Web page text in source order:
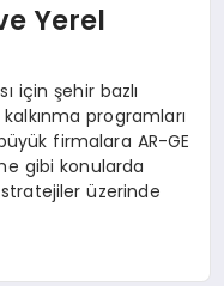
Yerel
için şehir bazlı
programları
firmalara AR-GE
gibi konularda
üzerinde